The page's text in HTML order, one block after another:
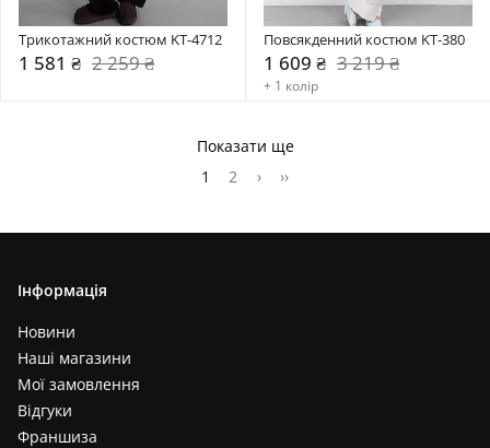
Трикотажний костюм KT-4712
1 581 ₴ 2 259 ₴
Повсякденний костюм KT-380
1 609 ₴ 3 219 ₴
+ 1 колір
Показати ще
1
2 › ››
Інформація
Новини
Наші магазини
Мої замовлення
Відгуки
Франшиза